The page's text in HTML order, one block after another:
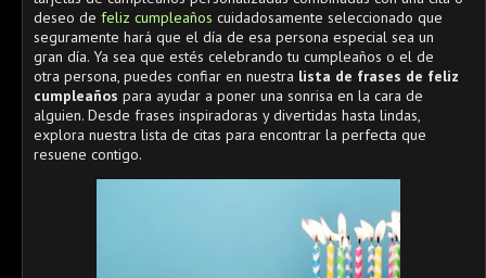
deseo de feliz cumpleaños cuidadosamente seleccionado que
seguramente hará que el día de esa persona especial sea un
gran día. Ya sea que estés celebrando tu cumpleaños o el de
otra persona, puedes confiar en nuestra lista de frases de feliz
cumpleaños para ayudar a poner una sonrisa en la cara de
alguien. Desde frases inspiradoras y divertidas hasta lindas,
explora nuestra lista de citas para encontrar la perfecta que
resuene contigo.